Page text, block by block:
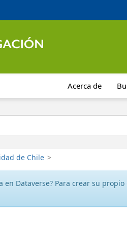
Acerca de
de Chile >
en Dataverse? Para crear su